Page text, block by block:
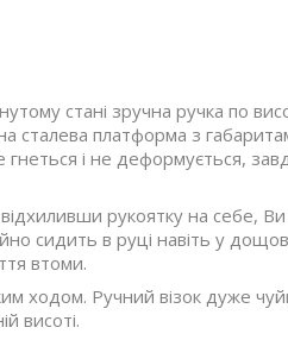
стані зручна ручка по
сталева платформа з
і не деформується,
рукоятку на себе, Ви
сидить в руці навіть у
втоми.
ходом. Ручний візок дуже
висоті.